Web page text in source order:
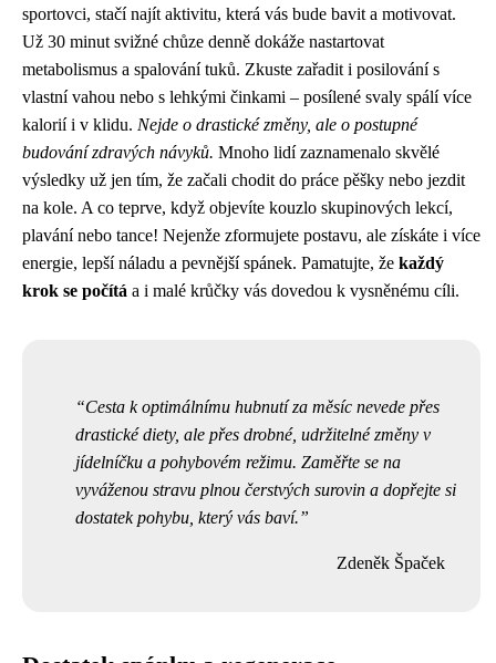
sportovci, stačí najít aktivitu, která vás bude bavit a motivovat.
Už 30 minut svižné chůze denně dokáže nastartovat
metabolismus a spalování tuků. Zkuste zařadit i posilování s
vlastní vahou nebo s lehkými činkami – posílené svaly spálí více
kalorií i v klidu. Nejde o drastické změny, ale o postupné
budování zdravých návyků. Mnoho lidí zaznamenalo skvělé
výsledky už jen tím, že začali chodit do práce pěšky nebo jezdit
na kole. A co teprve, když objevíte kouzlo skupinových lekcí,
plavání nebo tance! Nejenže zformujete postavu, ale získáte i více
energie, lepší náladu a pevnější spánek. Pamatujte, že každý
krok se počítá a i malé krůčky vás dovedou k vysněnému cíli.
Cesta k optimálnímu hubnutí za měsíc nevede přes
drastické diety, ale přes drobné, udržitelné změny v
jídelníčku a pohybovém režimu. Zaměřte se na
vyváženou stravu plnou čerstvých surovin a dopřejte si
dostatek pohybu, který vás baví.
Zdeněk Špaček